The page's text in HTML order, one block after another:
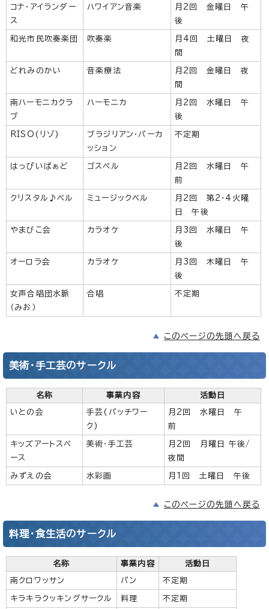
コナ・アイランダー
ス
ハワイアン音楽
月2回 金曜日 午
後
和光市民吹奏楽団 吹奏楽
月4回 土曜日 夜
間
どれみのかい 音楽療法
月2回 金曜日 夜
間
南ハーモニカクラ
ブ
ハーモニカ
月2回 水曜日 午
後
RISO(リゾ)
ブラジリアン・パーカ
ッション
不定期
はっぴいばぁど ゴスペル
月2回 水曜日 午
前
クリスタル♪ベル ミュージックベル
月2回 第2・4火曜
日 午後
やまびこ会 カラオケ
月3回 水曜日 午
後
オーロラ会 カラオケ
月3回 木曜日 午
後
女声合唱団水脈
（みお）
合唱 不定期
このページの先頭へ戻る
美術・手工芸のサークル
名称 事業内容 活動日
いとの会
手芸(パッチワー
ク)
月2回 水曜日 午
前
キッズアートスペ
ース
美術・手工芸
月2回 月曜日 午後/
夜間
みずえの会 水彩画 月1回 土曜日 午後
このページの先頭へ戻る
料理・食生活のサークル
名称 事業内容 活動日
南クロワッサン パン 不定期
キラキラクッキングサークル 料理 不定期